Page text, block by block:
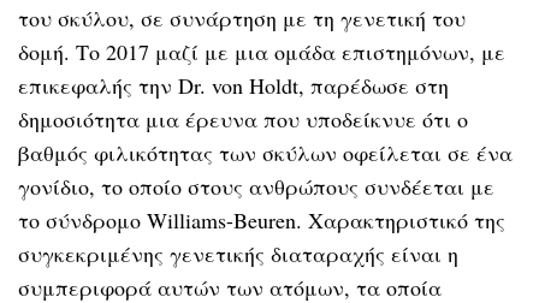
του σκύλου, σε συνάρτηση με τη γενετική του
δομή. Το 2017 μαζί με μια ομάδα επιστημόνων, με
επικεφαλής την Dr. von Holdt, παρέδωσε στη
δημοσιότητα μια έρευνα που υποδείκνυε ότι ο
βαθμός φιλικότητας των σκύλων οφείλεται σε ένα
γονίδιο, το οποίο στους ανθρώπους συνδέεται με
το σύνδρομο Williams-Beuren. Χαρακτηριστικό της
συγκεκριμένης γενετικής διαταραχής είναι η
συμπεριφορά αυτών των ατόμων, τα οποία